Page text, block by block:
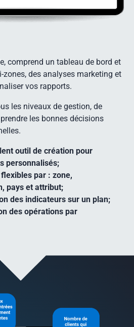
comprend un tableau de bord et
des analyses marketing et
vos rapports.
les niveaux de gestion, de
les bonnes décisions
outil de création pour
personnalisés;
par : zone,
pays et attribut;
des indicateurs sur un plan;
des opérations par